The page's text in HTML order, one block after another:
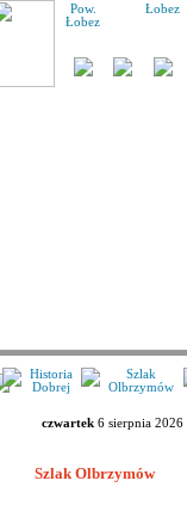
Pow.
Łobez
Łobez
Historia
Dobrej
Szlak
Olbrzymów
czwartek 6 sierpnia 2026
Szlak Olbrzymów